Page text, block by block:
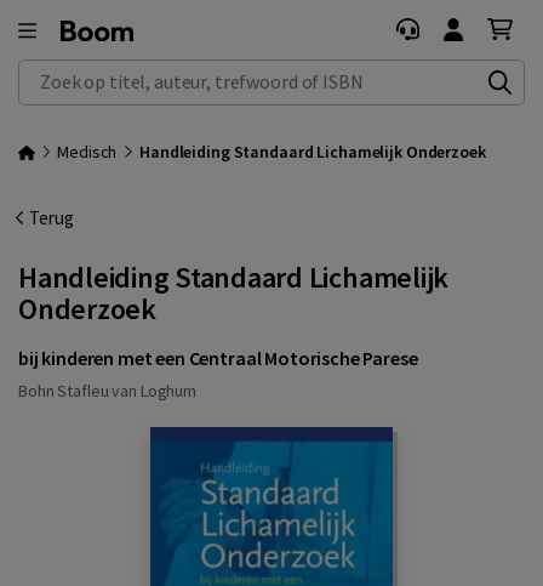
Zoek op titel, auteur, trefwoord of ISBN
Medisch Handleiding Standaard Lichamelijk Onderzoek
Terug
Handleiding Standaard Lichamelijk
Onderzoek
bij kinderen met een Centraal Motorische Parese
Bohn Stafleu van Loghum